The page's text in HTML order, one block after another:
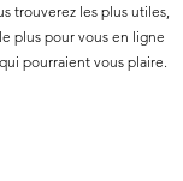
trouverez les plus utiles,
plus pour vous en ligne
pourraient vous plaire.